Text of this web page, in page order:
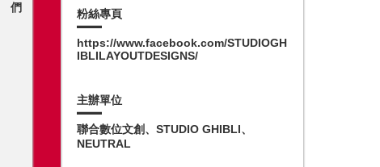
們
粉絲專頁
https://www.facebook.com/STUDIOGH
IBLILAYOUTDESIGNS/
主辦單位
聯合數位文創、STUDIO GHIBLI、
NEUTRAL